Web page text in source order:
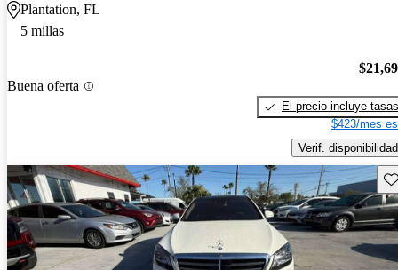
Plantation, FL
5 millas
Buena oferta
El precio incluye tasas
$423/mes
Verif. disponibilidad